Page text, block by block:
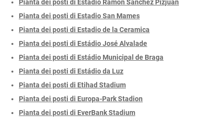
Pianta dei posti di Estadio Ramon Sanchez Pizjuan
Pianta dei posti di Estadio San Mames
Pianta dei posti di Estadio de la Ceramica
Pianta dei posti di Estádio José Alvalade
Pianta dei posti di Estádio Municipal de Braga
Pianta dei posti di Estádio da Luz
Pianta dei posti di Etihad Stadium
Pianta dei posti di Europa-Park Stadion
Pianta dei posti di EverBank Stadium